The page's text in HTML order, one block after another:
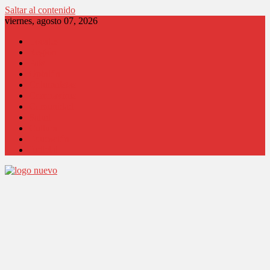
Saltar al contenido
viernes, agosto 07, 2026